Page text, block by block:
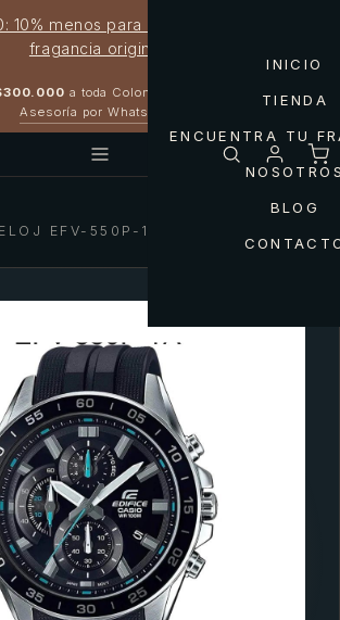
10% menos para estrenar tu próxima
fragancia original
a toda Colombia
Asesoría por WhatsApp
INICIO
TIENDA
ENCUENTRA TU
BLOG
EFV-550P-1A CASIO